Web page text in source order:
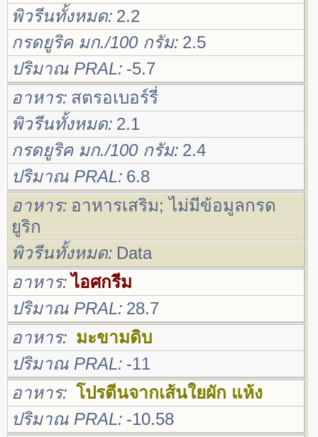
พิวรีนทั้งหมด 2.2
กรดยูริค มก./100 กรัม 2.5
ปริมาณ PRAL -5.7
อาหาร สตรอเบอร์รี่
พิวรีนทั้งหมด 2.1
กรดยูริค มก./100 กรัม 2.4
ปริมาณ PRAL 6.8
อาหาร อาหารเสริม; ไม่มีข้อมูลกรด
ยูริก
พิวรีนทั้งหมด Data
อาหาร ไอศกรีม
ปริมาณ PRAL 28.7
อาหาร
มะขามดิบ
ปริมาณ PRAL -11
อาหาร
โปรตีนจากเส้นใยผัก แห้ง
ปริมาณ PRAL -10.58